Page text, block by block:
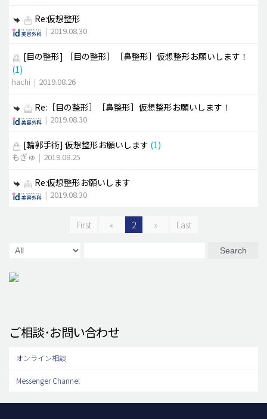
Re:仮想整形
| 2019.08.30
[目の整形] ［目の整形］［鼻整形］仮想整形お願いします！
(1)
hachi | 2019.08.26
Re:［目の整形］［鼻整形］仮想整形お願いします！
| 2019.08.30
[輪郭手術] 仮想整形お願いします (1)
もぎゅ | 2019.08.25
Re:仮想整形お願いします
| 2019.08.30
First « 2 » Last
Search
ご相談･お問い合わせ
オンライン相談
Messenger Channel